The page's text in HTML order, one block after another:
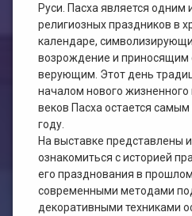
Руси. Пасха является одним
религиозных праздников в
календаре,
возрождение и приносящим
верующим. Этот день
началом нового
веков Пасха остается
году.
На выставке представлены
ознакомиться с историей
его празднования в
современными методами
декоративными техниками